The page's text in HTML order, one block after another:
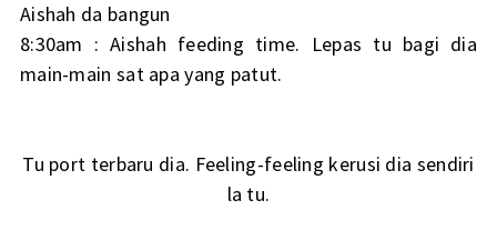
Aishah da bangun
8:30am : Aishah feeding time. Lepas tu bagi dia
main-main sat apa yang patut.
Tu port terbaru dia. Feeling-feeling kerusi dia sendiri
la tu.